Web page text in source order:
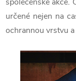
určené nejen na
ochrannou vrstvu